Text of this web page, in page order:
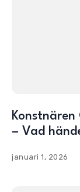
Konstnären
– Vad
januari 1, 2026